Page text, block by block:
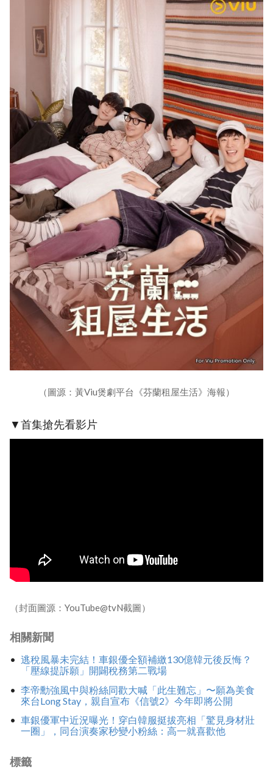
（圖源：黃Viu煲劇平台《芬蘭租屋生活》海報）
▼首集搶先看影片
（封面圖源：YouTube@tvN截圖）
相關新聞
逃稅風暴未完結！車銀優全額補繳130億韓元後反悔？
「壓線提訴願」開闢稅務第二戰場
李帝勳強風中與粉絲同歡大喊「此生難忘」〜願為美食
來台Long Stay，親自宣布《信號2》今年即將公開
車銀優軍中近況曝光！穿白韓服挺拔亮相「驚見身材壯
一圈」，同台演奏家秒變小粉絲：高一就喜歡他
標籤